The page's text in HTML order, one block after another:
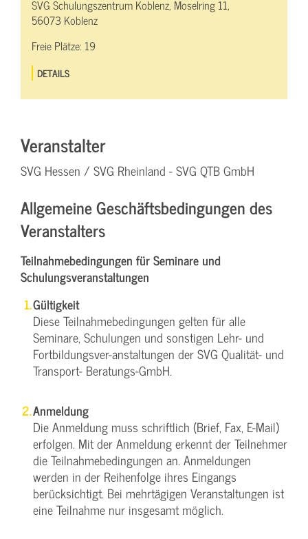
SVG Schulungszentrum Koblenz, Moselring 11,
56073 Koblenz
Freie Plätze: 19
DETAILS
Veranstalter
SVG Hessen / SVG Rheinland - SVG QTB GmbH
Allgemeine Geschäftsbedingungen des
Veranstalters
Teilnahmebedingungen für Seminare und
Schulungsveranstaltungen
Gültigkeit
Diese Teilnahmebedingungen gelten für alle
Seminare, Schulungen und sonstigen Lehr- und
Fortbildungsver-anstaltungen der SVG Qualität- und
Transport- Beratungs-GmbH.
Anmeldung
Die Anmeldung muss schriftlich (Brief, Fax, E-Mail)
erfolgen. Mit der Anmeldung erkennt der Teilnehmer
die Teilnahmebedingungen an. Anmeldungen
werden in der Reihenfolge ihres Eingangs
berücksichtigt. Bei mehrtägigen Veranstaltungen ist
eine Teilnahme nur insgesamt möglich.